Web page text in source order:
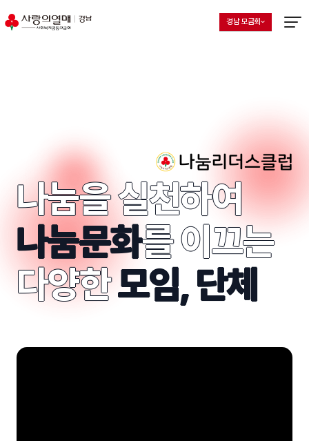
지회 선택 목록 열기
현재 선택된 지회
경남 모금회
나눔을 실천하여
나눔문화를 이끄는
다양한모임, 단체
나눔리더스클럽